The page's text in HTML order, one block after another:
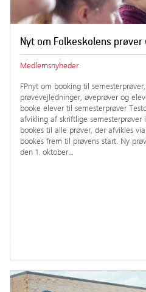
Nyt om Folkeskolens prøver
Medlemsnyheder
FPnyt om booking til
prøvevejledninger, øveprøver og
booke elever til semesterprøver
afvikling af skriftlige semesterprøver
bookes til alle prøver, der afvikles
bookes frem til prøvens start. Ny
den 1. oktober…